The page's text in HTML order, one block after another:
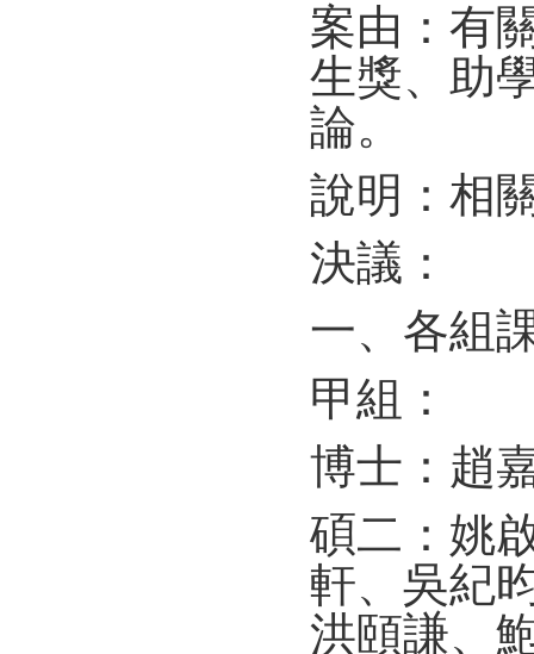
案由：有
生獎、助
論。
說明：相
決議：
一、各組
甲組：
博士：趙
碩二：姚
軒、吳紀
洪頤謙、